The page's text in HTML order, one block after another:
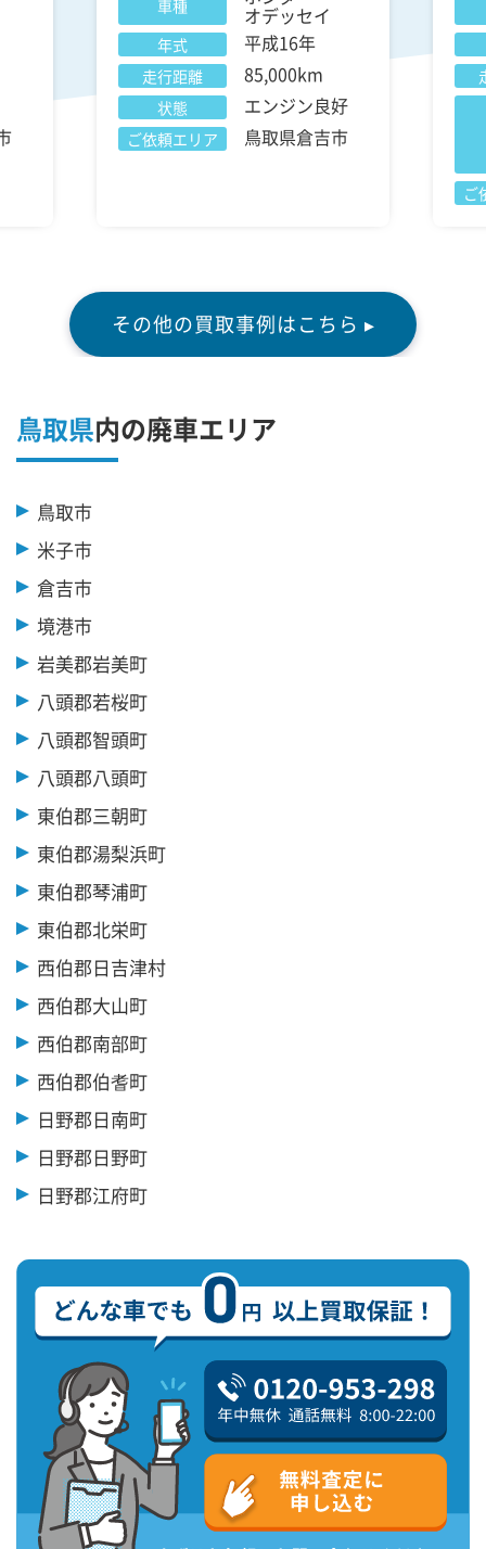
車種 オデッセイ
年式 平成16年
走行距離 85,000km
状態 エンジン良好
ご依頼エリア 鳥取県倉吉市
ご
その他の買取事例はこちら ▸
鳥取県内の廃車エリア
鳥取市
米子市
倉吉市
境港市
岩美郡岩美町
八頭郡若桜町
八頭郡智頭町
八頭郡八頭町
東伯郡三朝町
東伯郡湯梨浜町
東伯郡琴浦町
東伯郡北栄町
西伯郡日吉津村
西伯郡大山町
西伯郡南部町
西伯郡伯耆町
日野郡日南町
日野郡日野町
日野郡江府町